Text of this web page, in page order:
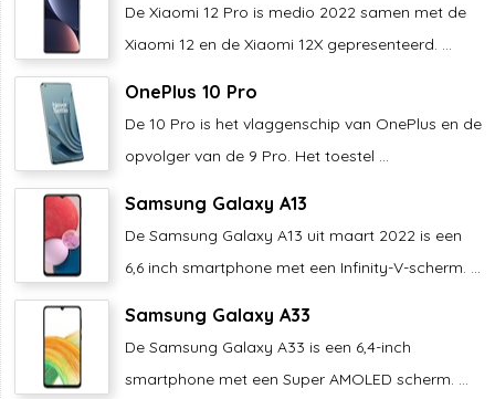
De Xiaomi 12 Pro is medio 2022 samen met de
Xiaomi 12 en de Xiaomi 12X gepresenteerd. ...
OnePlus 10 Pro
De 10 Pro is het vlaggenschip van OnePlus en de
opvolger van de 9 Pro. Het toestel ...
Samsung Galaxy A13
De Samsung Galaxy A13 uit maart 2022 is een
6,6 inch smartphone met een Infinity-V-scherm. ...
Samsung Galaxy A33
De Samsung Galaxy A33 is een 6,4-inch
smartphone met een Super AMOLED scherm. ...